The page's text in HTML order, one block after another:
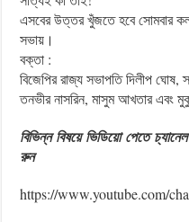
এসবের উত্তর খুঁজতে হবে সোমবার
সভায়।
বক্তা :
বিজেপির রাজ্য সভাপতি দিলীপ ঘোষ,
তনভীর নাসরিন, মাসুম আখতার এবং
বিভিন্ন বিষয়ে ভিডিয়ো পেতে চ্যানেল
রুন
https://www.youtube.com/